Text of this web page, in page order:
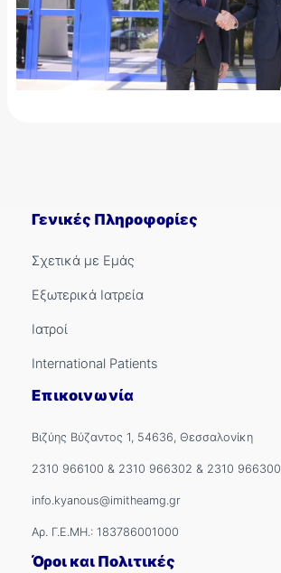
Γενικές Πληροφορίες
Σχετικά με Εμάς
Εξωτερικά Ιατρεία
Ιατροί
International Patients
Επικοινωνία
Βιζύης Βύζαντος 1, 54636, Θεσσαλονίκη
2310 966100 & 2310 966302 & 2310 966300
info.kyanous@imitheamg.gr
Αρ. Γ.Ε.ΜΗ.: 183786001000
Όροι και Πολιτικές